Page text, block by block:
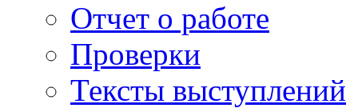
Отчет о работе
Проверки
Тексты выступлений